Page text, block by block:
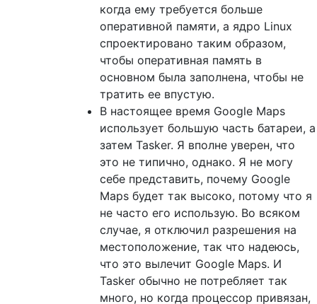
когда ему требуется больше
оперативной памяти, а ядро ​​Linux
спроектировано таким образом,
чтобы оперативная память в
основном была заполнена, чтобы не
тратить ее впустую.
В настоящее время Google Maps
использует большую часть батареи, а
затем Tasker. Я вполне уверен, что
это не типично, однако. Я не могу
себе представить, почему Google
Maps будет так высоко, потому что я
не часто его использую. Во всяком
случае, я отключил разрешения на
местоположение, так что надеюсь,
что это вылечит Google Maps. И
Tasker обычно не потребляет так
много, но когда процессор привязан,